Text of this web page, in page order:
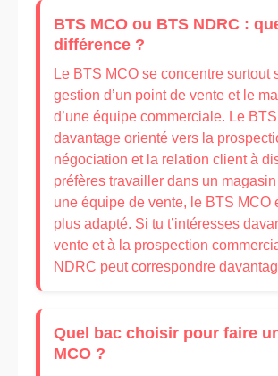
BTS MCO ou BTS NDRC :
différence ?
Le BTS MCO se concentre surtout
gestion d’un point de vente et le
d’une équipe commerciale. Le
davantage orienté vers la
négociation et la relation client à
préfères travailler dans un
une équipe de vente, le BTS MCO
plus adapté. Si tu t’intéresses
vente et à la prospection
NDRC peut correspondre
Quel bac choisir pour faire
MCO ?